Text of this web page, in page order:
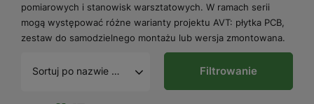
pomiarowych i stanowisk warsztatowych. W ramach serii
mogą występować różne warianty projektu AVT: płytka PCB,
zestaw do samodzielnego montażu lub wersja zmontowana.
Sortuj po nazwie A - Z Filtrowanie